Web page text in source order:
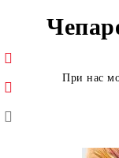
При нас